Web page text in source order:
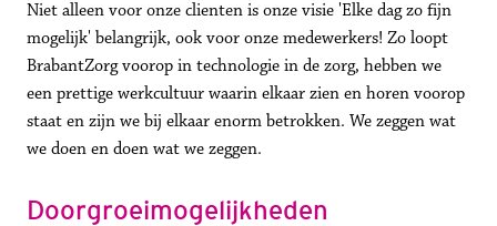
Niet alleen voor onze clienten is onze visie 'Elke dag zo fijn
mogelijk' belangrijk, ook voor onze medewerkers! Zo loopt
BrabantZorg voorop in technologie in de zorg, hebben we
een prettige werkcultuur waarin elkaar zien en horen voorop
staat en zijn we bij elkaar enorm betrokken. We zeggen wat
we doen en doen wat we zeggen.
Doorgroeimogelijkheden